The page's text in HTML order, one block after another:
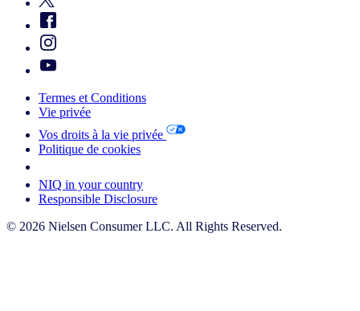
Termes et Conditions
Vie privée
Vos droits à la vie privée
Politique de cookies
NIQ in your country
Responsible Disclosure
© 2026 Nielsen Consumer LLC. All Rights Reserved.